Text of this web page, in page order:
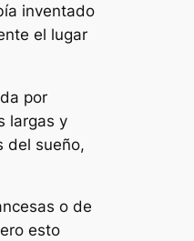
inventado
el lugar
por
largas y
del sueño,
o de
esto